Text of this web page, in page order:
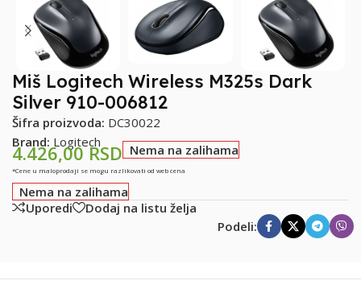
Miš Logitech Wireless M325s Dark
Silver 910-006812
Šifra proizvoda: DC30022
Brand: Logitech
4.426,00RSD Nema na zalihama
*Cene u maloprodaji se mogu razlikovati od web cena
Nema na zalihama
Uporedi
Dodaj na listu želja
Podeli: